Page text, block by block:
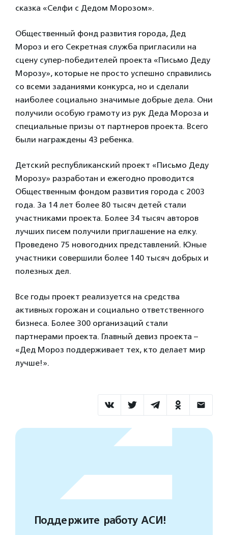
сказка «Селфи с Дедом Морозом».
Общественный фонд развития города, Дед
Мороз и его Секретная служба пригласили на
сцену супер-победителей проекта «Письмо Деду
Морозу», которые не просто успешно справились
со всеми заданиями конкурса, но и сделали
наиболее социально значимые добрые дела. Они
получили особую грамоту из рук Деда Мороза и
специальные призы от партнеров проекта. Всего
были награждены 43 ребенка.
Детский республиканский проект «Письмо Деду
Морозу» разработан и ежегодно проводится
Общественным фондом развития города с 2003
года. За 14 лет более 80 тысяч детей стали
участниками проекта. Более 34 тысяч авторов
лучших писем получили приглашение на елку.
Проведено 75 новогодних представлений. Юные
участники совершили более 140 тысяч добрых и
полезных дел.
Все годы проект реализуется на средства
активных горожан и социально ответственного
бизнеса. Более 300 организаций стали
партнерами проекта. Главный девиз проекта –
«Дед Мороз поддерживает тех, кто делает мир
лучше!».
Поддержите работу АСИ!